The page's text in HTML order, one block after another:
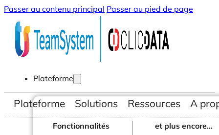
Passer au contenu principal Passer au pied de page
Plateforme
Fonctionnalités
et plus encore...
Plateforme Solutions Ressources A